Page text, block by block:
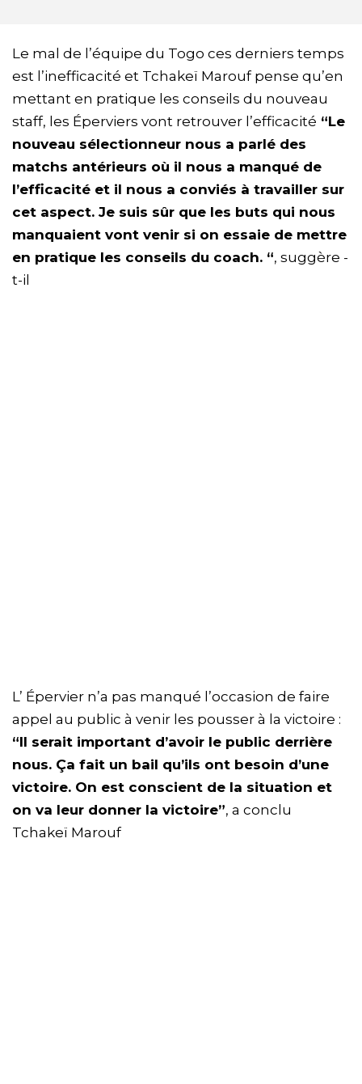
Le mal de l’équipe du Togo ces derniers temps
est l’inefficacité et Tchakeï Marouf pense qu’en
mettant en pratique les conseils du nouveau
staff, les Éperviers vont retrouver l’efficacité “Le
nouveau sélectionneur nous a parlé des
matchs antérieurs où il nous a manqué de
l’efficacité et il nous a conviés à travailler sur
cet aspect. Je suis sûr que les buts qui nous
manquaient vont venir si on essaie de mettre
en pratique les conseils du coach. “, suggère -
t-il
L’ Épervier n’a pas manqué l’occasion de faire
appel au public à venir les pousser à la victoire :
“Il serait important d’avoir le public derrière
nous. Ça fait un bail qu’ils ont besoin d’une
victoire. On est conscient de la situation et
on va leur donner la victoire”, a conclu
Tchakeï Marouf